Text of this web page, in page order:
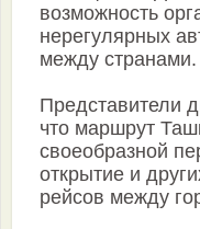
возможность
нерегулярных
между странами.
Представители
что маршрут
своеобразной
открытие и
рейсов между